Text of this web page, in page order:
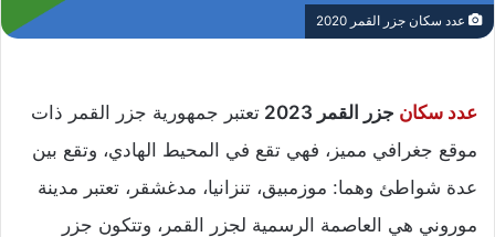
عدد سكان جزر القمر 2020
عدد سكان جزر القمر 2023
تعتبر جمهورية جزر القمر ذات
موقع جغرافي مميز، فهي تقع في المحيط الهادي، وتقع بين
عدة شواطئ وهما: موزمبيق، تنزانيا، مدغشقر، تعتبر مدينة
موروني هي العاصمة الرسمية لجزر القمر، وتتكون جزر